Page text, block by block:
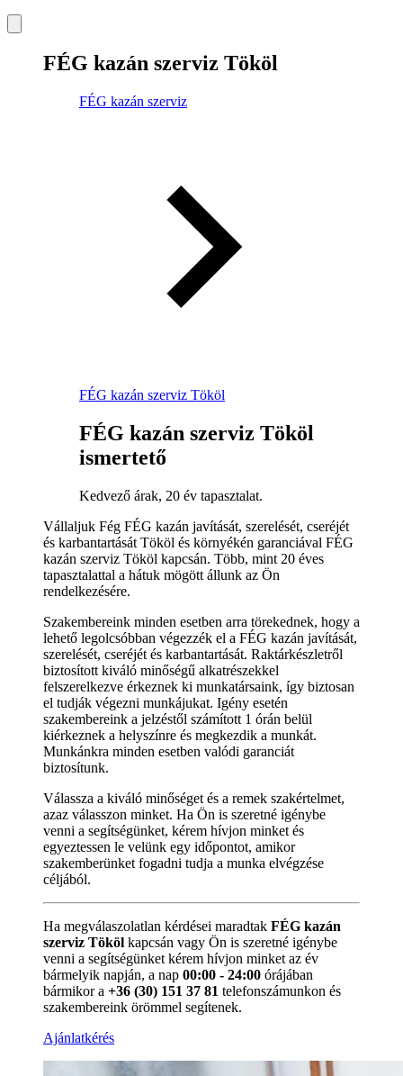
FÉG kazán szerviz Tököl
FÉG kazán szerviz
FÉG kazán szerviz Tököl
FÉG kazán szerviz Tököl
ismertető
Kedvező árak, 20 év tapasztalat.
Vállaljuk Fég FÉG kazán javítását, szerelését, cseréjét
és karbantartását Tököl és környékén garanciával FÉG
kazán szerviz Tököl kapcsán. Több, mint 20 éves
tapasztalattal a hátuk mögött állunk az Ön
rendelkezésére.
Szakembereink minden esetben arra törekednek, hogy a
lehető legolcsóbban végezzék el a FÉG kazán javítását,
szerelését, cseréjét és karbantartását. Raktárkészletről
biztosított kiváló minőségű alkatrészekkel
felszerelkezve érkeznek ki munkatársaink, így biztosan
el tudják végezni munkájukat. Igény esetén
szakembereink a jelzéstől számított 1 órán belül
kiérkeznek a helyszínre és megkezdik a munkát.
Munkánkra minden esetben valódi garanciát
biztosítunk.
Válassza a kiváló minőséget és a remek szakértelmet,
azaz válasszon minket. Ha Ön is szeretné igénybe
venni a segítségünket, kérem hívjon minket és
egyeztessen le velünk egy időpontot, amikor
szakemberünket fogadni tudja a munka elvégzése
céljából.
Ha megválaszolatlan kérdései maradtak FÉG kazán
szerviz Tököl kapcsán vagy Ön is szeretné igénybe
venni a segítségünket kérem hívjon minket az év
bármelyik napján, a nap 00:00 - 24:00 órájában
bármikor a +36 (30) 151 37 81 telefonszámunkon és
szakembereink örömmel segítenek.
Ajánlatkérés